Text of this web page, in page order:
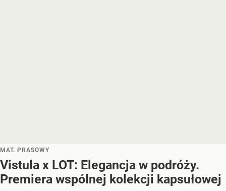
MAT. PRASOWY
Vistula x LOT: Elegancja w podróży.
Premiera wspólnej kolekcji kapsułowej